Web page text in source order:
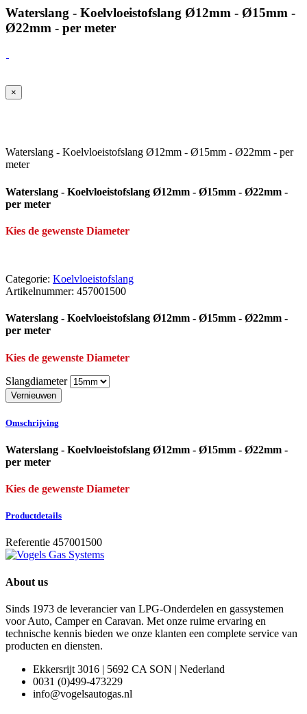
Waterslang - Koelvloeistofslang Ø12mm - Ø15mm -
Ø22mm - per meter
×
Waterslang - Koelvloeistofslang Ø12mm - Ø15mm - Ø22mm - per
meter
Waterslang - Koelvloeistofslang Ø12mm - Ø15mm - Ø22mm -
per meter
Kies de gewenste Diameter
Categorie: Koelvloeistofslang
Artikelnummer: 457001500
Waterslang - Koelvloeistofslang Ø12mm - Ø15mm - Ø22mm -
per meter
Kies de gewenste Diameter
Slangdiameter
Omschrijving
Waterslang - Koelvloeistofslang Ø12mm - Ø15mm - Ø22mm -
per meter
Kies de gewenste Diameter
Productdetails
Referentie 457001500
About us
Sinds 1973 de leverancier van LPG-Onderdelen en gassystemen
voor Auto, Camper en Caravan. Met onze ruime ervaring en
technische kennis bieden we onze klanten een complete service van
producten en diensten.
Ekkersrijt 3016 | 5692 CA SON | Nederland
0031 (0)499-473229
info@vogelsautogas.nl